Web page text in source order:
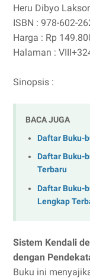
Heru Dibyo
ISBN : 978-602-
Harga : Rp
Halaman :
Sinopsis :
BACA JUGA
Daftar Buku-
Daftar Buku-
Terbaru
Daftar Buku-
Lengkap
Sistem Kendali
dengan
Buku ini